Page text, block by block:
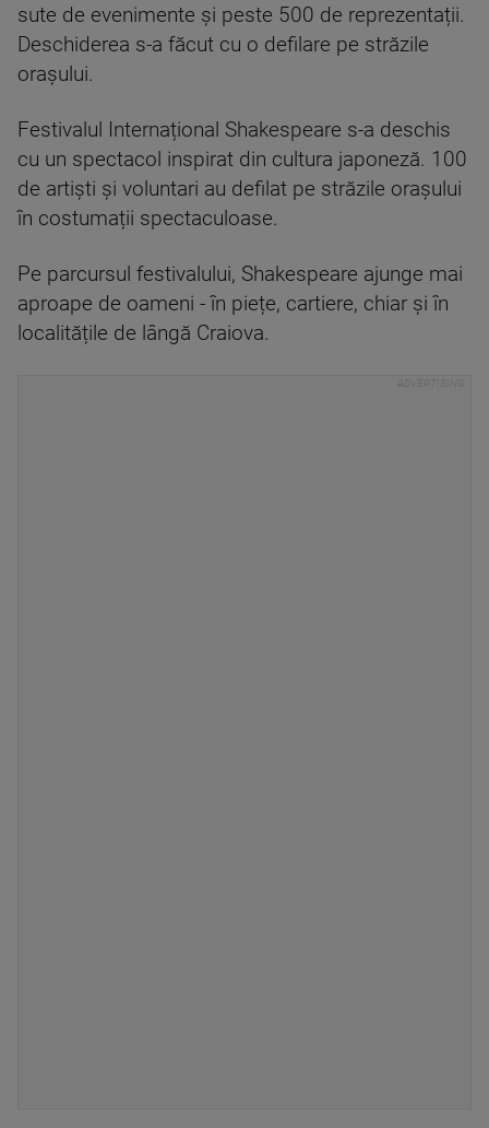
sute de evenimente și peste 500 de reprezentații.
Deschiderea s-a făcut cu o defilare pe străzile
orașului.
Festivalul Internațional Shakespeare s-a deschis
cu un spectacol inspirat din cultura japoneză. 100
de artiști și voluntari au defilat pe străzile orașului
în costumații spectaculoase.
Pe parcursul festivalului, Shakespeare ajunge mai
aproape de oameni - în piețe, cartiere, chiar și în
localitățile de lângă Craiova.